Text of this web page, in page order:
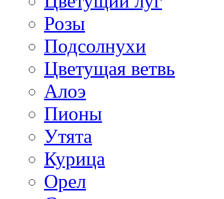
Розы
Подсолнухи
Цветущая ветвь
Алоэ
Пионы
Утята
Курица
Орел